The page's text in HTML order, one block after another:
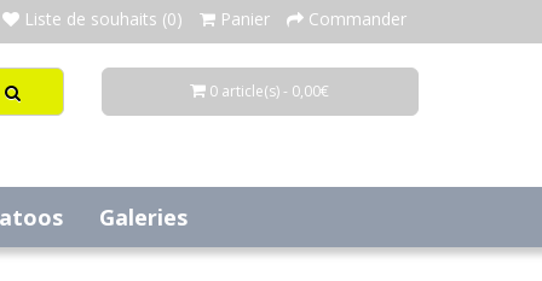
Liste de souhaits (0) Panier Commander
0 article(s) - 0,00€
Galeries